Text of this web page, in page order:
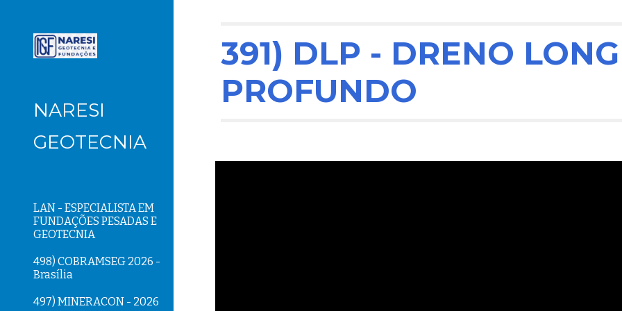
NARESI
GEOTECNIA
LAN - ESPECIALISTA EM
FUNDAÇÕES PESADAS E
GEOTECNIA
498) COBRAMSEG 2026 -
Brasília
497) MINERACON - 2026
391) DLP - DRENO
PROFUNDO